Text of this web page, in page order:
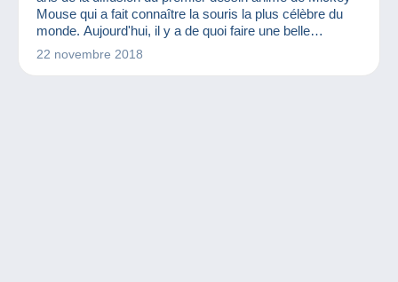
Mouse qui a fait connaître la souris la plus célèbre du
monde. Aujourd'hui, il y a de quoi faire une belle
collection Mickey.
22 novembre 2018